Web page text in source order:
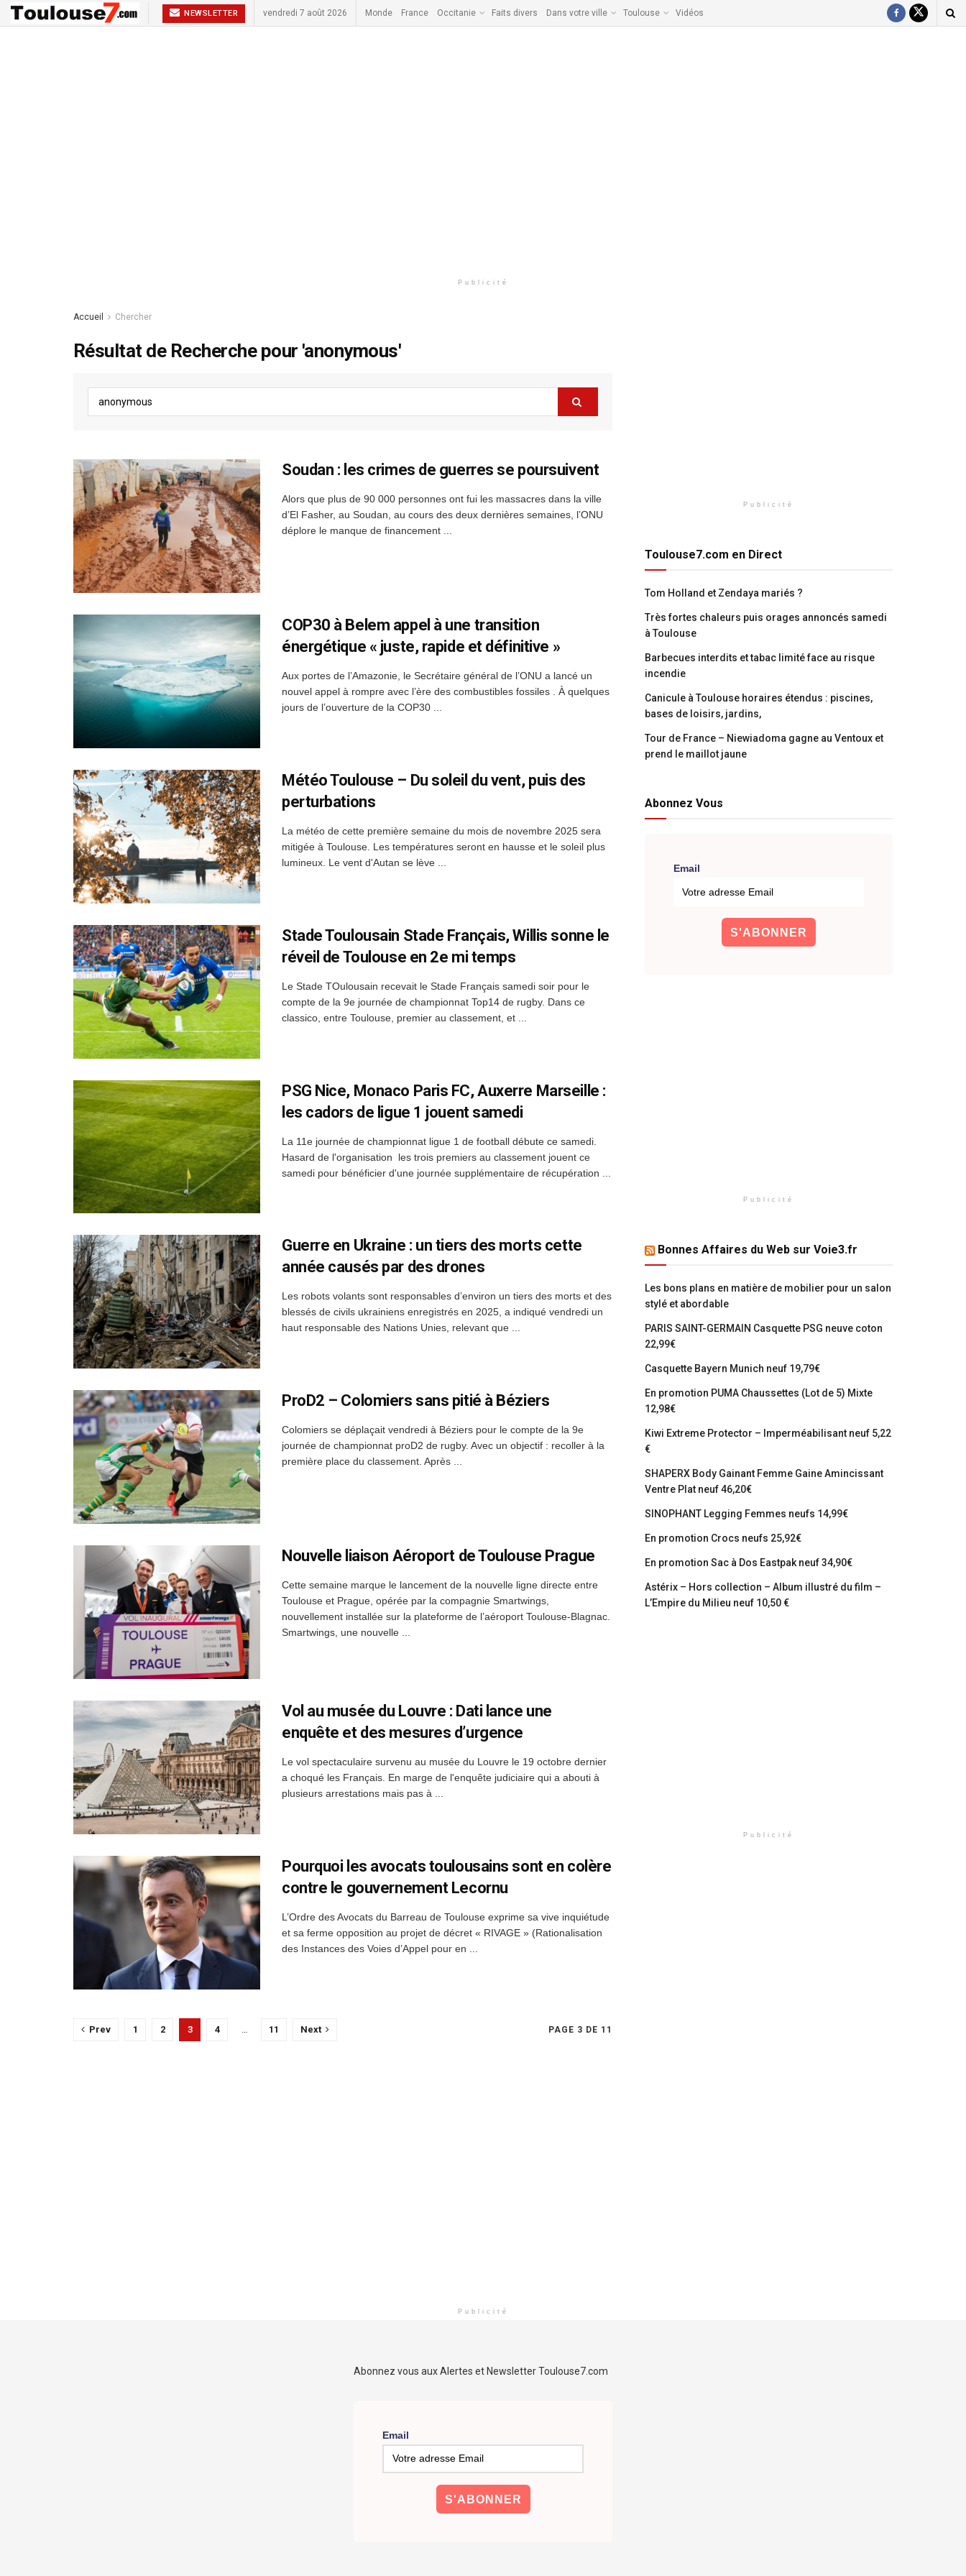
NEWSLETTER vendredi 7 août 2026 Monde France Occitanie Faits divers Dans votre ville Toulouse Vidéos
Publicité
Accueil Chercher
Résultat de Recherche pour 'anonymous'
Soudan : les crimes de guerres se poursuivent
Alors que plus de 90 000 personnes ont fui les massacres dans la ville
d’El Fasher, au Soudan, au cours des deux dernières semaines, l’ONU
déplore le manque de financement ...
COP30 à Belem appel à une transition
énergétique « juste, rapide et définitive »
Aux portes de l’Amazonie, le Secrétaire général de l’ONU a lancé un
nouvel appel à rompre avec l’ère des combustibles fossiles . À quelques
jours de l’ouverture de la COP30 ...
Météo Toulouse – Du soleil du vent, puis des
perturbations
La météo de cette première semaine du mois de novembre 2025 sera
mitigée à Toulouse. Les températures seront en hausse et le soleil plus
lumineux. Le vent d'Autan se lève ...
Stade Toulousain Stade Français, Willis sonne le
réveil de Toulouse en 2e mi temps
Le Stade TOulousain recevait le Stade Français samedi soir pour le
compte de la 9e journée de championnat Top14 de rugby. Dans ce
classico, entre Toulouse, premier au classement, et ...
PSG Nice, Monaco Paris FC, Auxerre Marseille :
les cadors de ligue 1 jouent samedi
La 11e journée de championnat ligue 1 de football débute ce samedi.
Hasard de l'organisation les trois premiers au classement jouent ce
samedi pour bénéficier d'une journée supplémentaire de récupération ...
Guerre en Ukraine : un tiers des morts cette
année causés par des drones
Les robots volants sont responsables d’environ un tiers des morts et des
blessés de civils ukrainiens enregistrés en 2025, a indiqué vendredi un
haut responsable des Nations Unies, relevant que ...
ProD2 – Colomiers sans pitié à Béziers
Colomiers se déplaçait vendredi à Béziers pour le compte de la 9e
journée de championnat proD2 de rugby. Avec un objectif : recoller à la
première place du classement. Après ...
Nouvelle liaison Aéroport de Toulouse Prague
Cette semaine marque le lancement de la nouvelle ligne directe entre
Toulouse et Prague, opérée par la compagnie Smartwings,
nouvellement installée sur la plateforme de l’aéroport Toulouse-Blagnac.
Smartwings, une nouvelle ...
Vol au musée du Louvre : Dati lance une
enquête et des mesures d’urgence
Le vol spectaculaire survenu au musée du Louvre le 19 octobre dernier
a choqué les Français. En marge de l'enquête judiciaire qui a abouti à
plusieurs arrestations mais pas à ...
Pourquoi les avocats toulousains sont en colère
contre le gouvernement Lecornu
L’Ordre des Avocats du Barreau de Toulouse exprime sa vive inquiétude
et sa ferme opposition au projet de décret « RIVAGE » (Rationalisation
des Instances des Voies d’Appel pour en ...
PAGE 3 DE 11
Prev 1 2 3 4 11 Next
Publicité
Toulouse7.com en Direct
Tom Holland et Zendaya mariés ?
Très fortes chaleurs puis orages annoncés samedi
à Toulouse
Barbecues interdits et tabac limité face au risque
incendie
Canicule à Toulouse horaires étendus : piscines,
bases de loisirs, jardins,
Tour de France – Niewiadoma gagne au Ventoux et
prend le maillot jaune
Abonnez Vous
Email
Publicité
Bonnes Affaires du Web sur Voie3.fr
Les bons plans en matière de mobilier pour un salon
stylé et abordable
PARIS SAINT-GERMAIN Casquette PSG neuve coton
22,99€
Casquette Bayern Munich neuf 19,79€
En promotion PUMA Chaussettes (Lot de 5) Mixte
12,98€
Kiwi Extreme Protector – Imperméabilisant neuf 5,22
€
SHAPERX Body Gainant Femme Gaine Amincissant
Ventre Plat neuf 46,20€
SINOPHANT Legging Femmes neufs 14,99€
En promotion Crocs neufs 25,92€
En promotion Sac à Dos Eastpak neuf 34,90€
Astérix – Hors collection – Album illustré du film –
L’Empire du Milieu neuf 10,50 €
Publicité
Publicité
Abonnez vous aux Alertes et Newsletter Toulouse7.com
Email